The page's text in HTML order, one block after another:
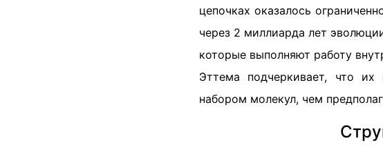
цепочках оказалось
через 2 миллиарда лет
которые выполняют работу
Эттема подчеркивает, что их
набором молекул, чем